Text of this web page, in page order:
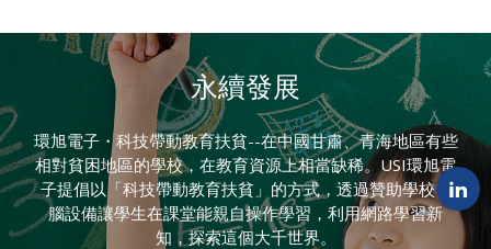
永續發展
環旭電子・科技帶動教育扶貧--在中國甘肅、青海地區有些
相對貧困地區的學校，在教育資源上相當缺稀。USI環旭電
子提倡以「科技帶動教育扶貧」的方式，透過贊助學校電
腦設備讓學生在課堂能親自操作學習，利用網路學習新
知，探索這個大千世界。